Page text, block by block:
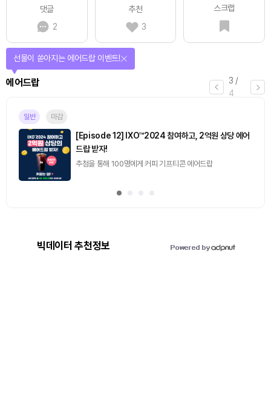
댓글
2
추천
3
스크랩
3 /
4
에어드랍
선물이 쏟아지는 에어드랍 이벤트!
일반 마감
[Episode 12] IXO™2024 참여하고, 2억원 상당 에어
드랍 받자!
추첨을 통해 100명에게 커피 기프티콘 에어드랍
빅데이터 추천정보